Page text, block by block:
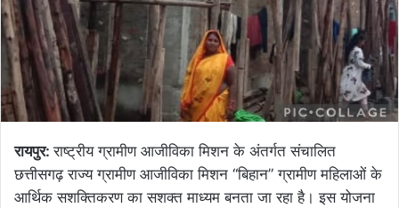
रायपुर:राष्ट्रीय ग्रामीण आजीविका मिशन के अंतर्गत संचालित
छत्तीसगढ़ राज्य ग्रामीण आजीविका मिशन “बिहान” ग्रामीण महिलाओं के
आर्थिक सशक्तिकरण का सशक्त माध्यम बनता जा रहा है। इस योजना